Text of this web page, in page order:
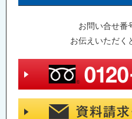
お問い合せ番
お伝えいただく